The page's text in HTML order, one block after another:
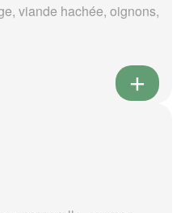
viande hachée, oignons,